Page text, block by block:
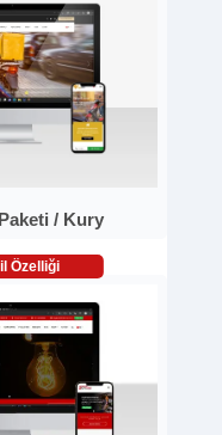
/ Kury
Özelliği